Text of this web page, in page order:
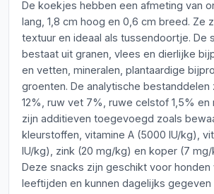
De koekjes hebben een afmeting van
lang, 1,8 cm hoog en 0,6 cm breed. Ze
textuur en ideaal als tussendoortje. De
bestaat uit granen, vlees en dierlijke
en vetten, mineralen, plantaardige
groenten. De analytische bestanddelen
12%, ruw vet 7%, ruwe celstof 1,5% en
zijn additieven toegevoegd zoals
kleurstoffen, vitamine A (5000 IU/kg),
IU/kg), zink (20 mg/kg) en koper (7 mg/
Deze snacks zijn geschikt voor honden
leeftijden en kunnen dagelijks gegeven